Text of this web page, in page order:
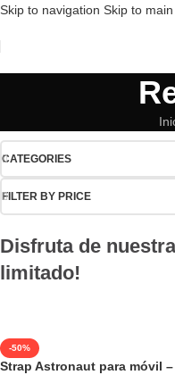
Skip to navigation Skip to
CATEGORIES
FILTER BY PRICE
Disfruta de
limitado!
-50%
Strap Astronaut para móvil –